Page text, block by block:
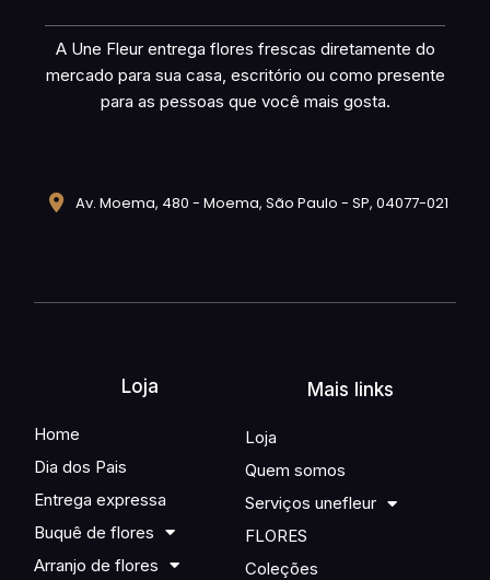
A Une Fleur entrega flores frescas diretamente do
mercado para sua casa, escritório ou como presente
para as pessoas que você mais gosta.
Av. Moema, 480 - Moema, São Paulo - SP, 04077-021
Loja
Home
Dia dos Pais
Entrega expressa
Buquê de flores
Arranjo de flores
Mais links
Loja
Quem somos
Serviços unefleur
FLORES
Coleções